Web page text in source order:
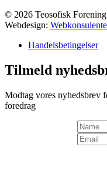
© 2026 Teosofisk
Webdesign:
Handelsbetingelser
Tilmeld
Modtag vores nyhedsbrev
foredrag